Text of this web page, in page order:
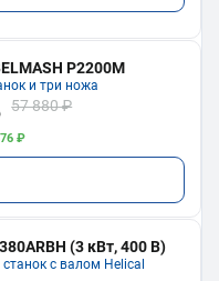
P2200M
и три ножа
57 880 ₽
₽
(3 кВт, 400 В)
с валом Helical